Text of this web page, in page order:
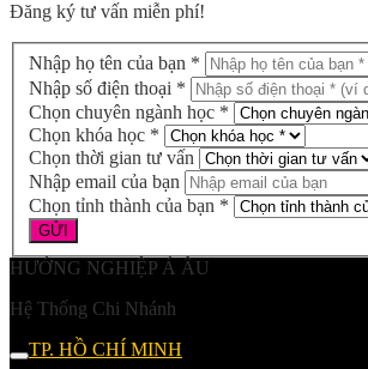
Đăng ký tư vấn miễn phí!
Nhập họ tên của bạn *
Nhập số điện thoại *
Chọn chuyên ngành học *
Chọn khóa học *
Chọn thời gian tư vấn
Nhập email của bạn
Chọn tỉnh thành của bạn *
HƯỚNG NGHIỆP Á ÂU
Hệ Thống Chi Nhánh
TP. HỒ CHÍ MINH